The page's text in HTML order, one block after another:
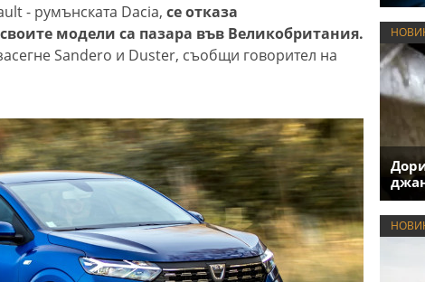
- румънската Dacia, се отказа
модели са пазара във Великобритания.
Sandero и Duster, съобщи говорител на